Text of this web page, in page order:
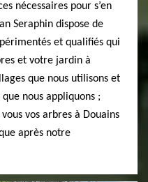
nécessaires pour s’en
Seraphin dispose de
et qualifiés qui
et votre jardin à
que nous utilisons et
nous appliquons ;
vos arbres à Douains
après notre